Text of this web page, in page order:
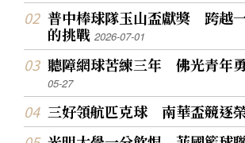
普中棒球隊玉山盃獻獎 跨越
的挑戰2026-07-01
聽障網球苦練三年 佛光青年
05-27
三好領航匹克球 南華盃競逐